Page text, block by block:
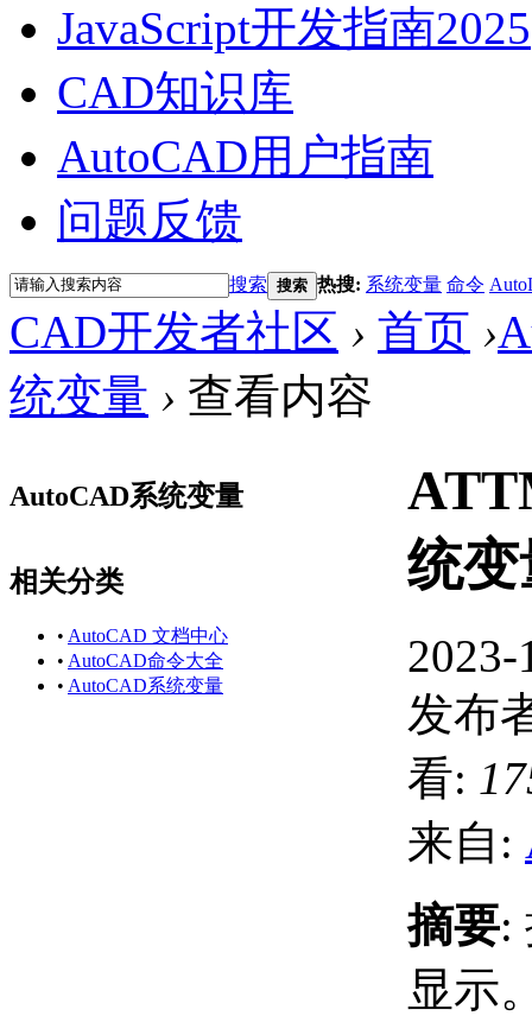
JavaScript开发指南2025
CAD知识库
AutoCAD用户指南
问题反馈
搜索 搜索 热搜: 系统变量 命令
CAD开发者社区 › 首页 ›
统变量 › 查看内容
AutoCAD系统变量
相关分类
• AutoCAD 文档中心
• AutoCAD命令大全
• AutoCAD系统变量
统
2023-
发布
看:
来自:
摘要:
显示